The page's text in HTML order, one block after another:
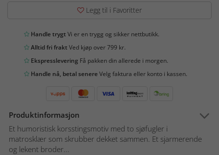
Legg til i Favoritter
Handle trygtVi er en trygg og sikker nettbutikk.
Alltid fri fraktVed kjøp over 799 kr.
Ekspresslevering Få pakken din allerede i morgen.
Handle nå, betal senereVelg faktura eller konto i kassen.
Produktinformasjon
Et humoristisk korsstingsmotiv med to sjøfugler i
matrosklær som skrubber dekket sammen. Et sjarmerende
og lekent broder...